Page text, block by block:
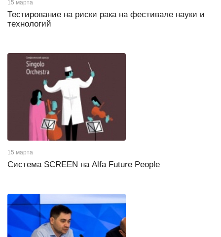
15 марта
Тестирование на риски рака на фестивале науки и
технологий
15 марта
Система SCREEN на Alfa Future People